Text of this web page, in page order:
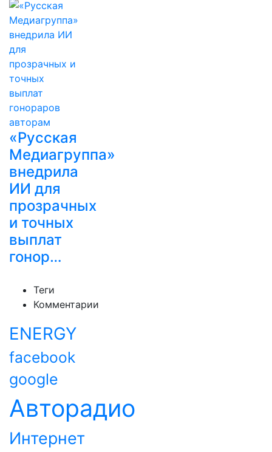
«Русская
Медиагруппа»
внедрила
ИИ для
прозрачных
и точных
выплат
гонор…
Теги
Комментарии
ENERGY
facebook
google
Авторадио
Интернет